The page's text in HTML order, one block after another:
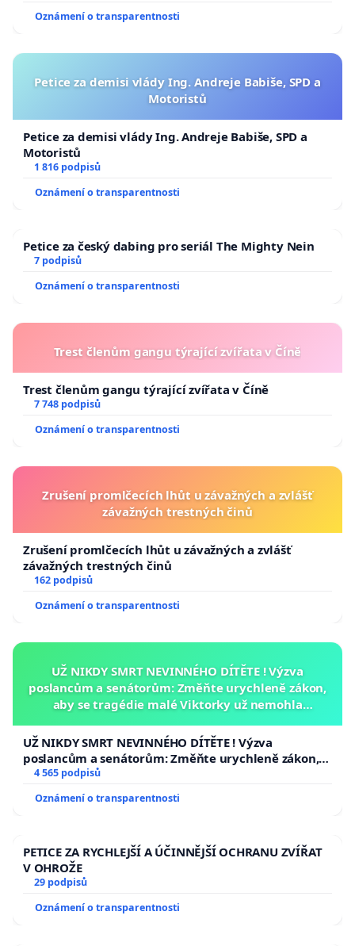
Oznámení o transparentnosti
Petice za demisi vlády Ing. Andreje Babiše, SPD a
Motoristů
Petice za demisi vlády Ing. Andreje Babiše, SPD a
Motoristů
1 816 podpisů
Oznámení o transparentnosti
Petice za český dabing pro seriál The Mighty Nein
7 podpisů
Oznámení o transparentnosti
Trest členům gangu týrající zvířata v Číně
Trest členům gangu týrající zvířata v Číně
7 748 podpisů
Oznámení o transparentnosti
Zrušení promlčecích lhůt u závažných a zvlášť
závažných trestných činů
Zrušení promlčecích lhůt u závažných a zvlášť
závažných trestných činů
162 podpisů
Oznámení o transparentnosti
UŽ NIKDY SMRT NEVINNÉHO DÍTĚTE ! Výzva
poslancům a senátorům: Změňte urychleně zákon,
aby se tragédie malé Viktorky už nemohla
UŽ NIKDY SMRT NEVINNÉHO DÍTĚTE ! Výzva
poslancům a senátorům: Změňte urychleně zákon,
aby se tragédie malé Viktorky už nemohla opakovat!
4 565 podpisů
Oznámení o transparentnosti
PETICE ZA RYCHLEJŠÍ A ÚČINNĚJŠÍ OCHRANU ZVÍŘAT
V OHROŽE
29 podpisů
Oznámení o transparentnosti